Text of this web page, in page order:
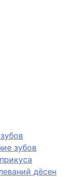
зубов
дёсен